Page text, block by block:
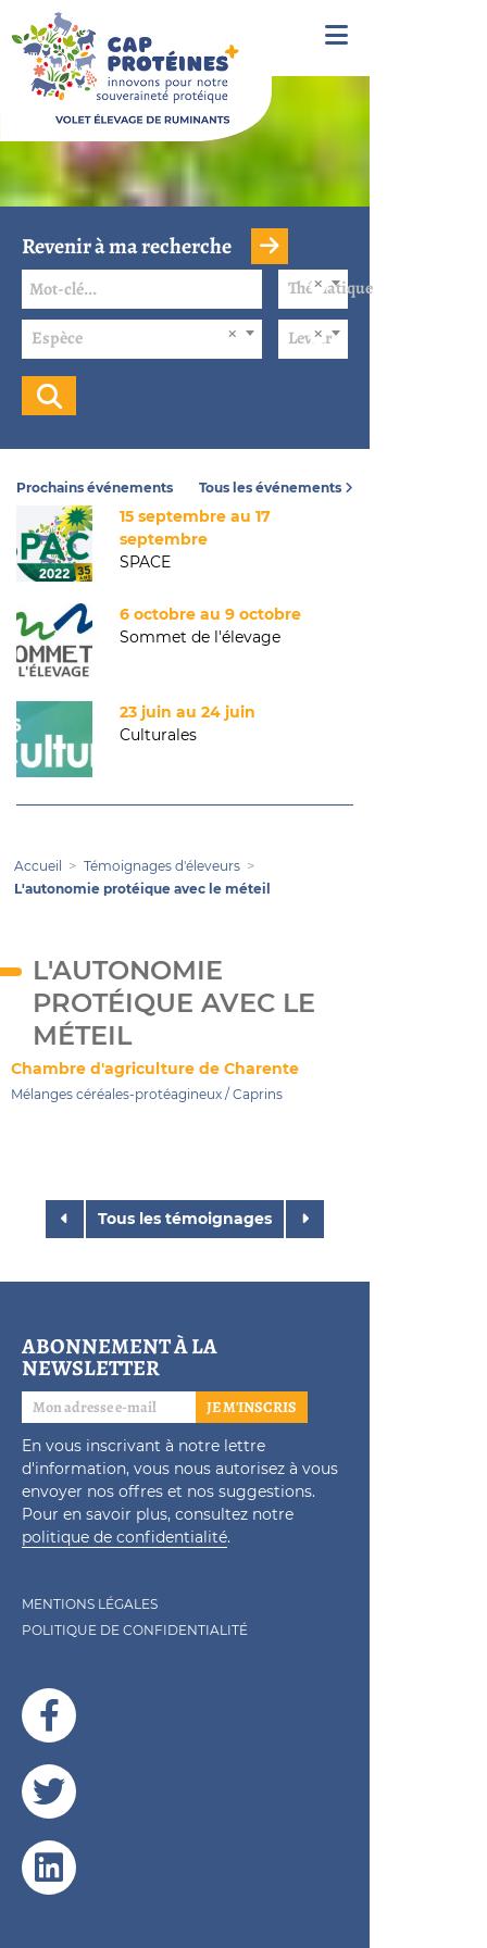
Revenir à ma recherche
Thématique
Espèce Levier
Prochains événements
15 septembre au 17
septembre
SPACE
6 octobre au 9 octobre
Sommet de l'élevage
23 juin au 24 juin
Culturales
Tous les événements
Accueil
Témoignages d'éleveurs
L'autonomie protéique avec le méteil
L'AUTONOMIE
PROTÉIQUE AVEC LE
MÉTEIL
Chambre d'agriculture de Charente
Mélanges céréales-protéagineux / Caprins
Tous les témoignages
ABONNEMENT À LA
NEWSLETTER
JE M'INSCRIS
En vous inscrivant à notre lettre
d'information, vous nous autorisez à vous
envoyer nos offres et nos suggestions.
Pour en savoir plus, consultez notre
politique de confidentialité.
MENTIONS LÉGALES
POLITIQUE DE CONFIDENTIALITÉ